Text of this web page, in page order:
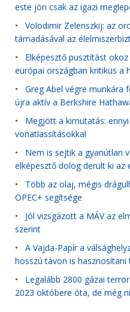
este jön csak az igazi
• Volodimir Zelenszkij: az
támadásával az
• Elképesztő pusztítást
európai országban kritikus a
• Greg Abel végre munkára
újra aktív a Berkshire
• Megjött a kimutatás:
vonatlassításokkal
• Nem is sejtik a gyanútlan
elképesztő dolog derült ki az
• Több az olaj, mégis
OPEC+ segítsége
• Jól vizsgázott a MÁV az
szerint
• A Vajda-Papír a
hosszú távon is hasznosítani
• Legalább 2800 gázai
2023 októbere óta, de még